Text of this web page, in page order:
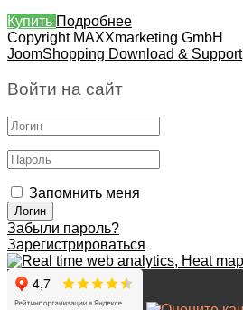
Купить Подробнее
Copyright MAXXmarketing GmbH
JoomShopping Download & Support
Войти на сайт
Запомнить меня
Забыли пароль?
Зарегистрироваться